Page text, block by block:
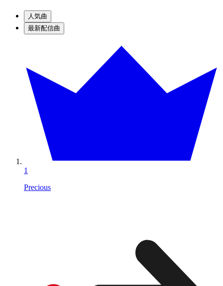
人気曲
最新配信曲
1
Precious